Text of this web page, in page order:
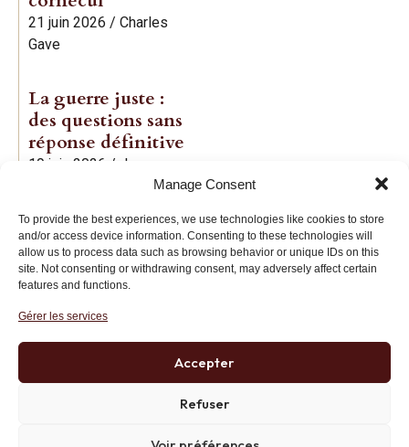
Manage Consent
To provide the best experiences, we use technologies like cookies to store
and/or access device information. Consenting to these technologies will
allow us to process data such as browsing behavior or unique IDs on this
site. Not consenting or withdrawing consent, may adversely affect certain
features and functions.
Gérer les services
Accepter
Refuser
21 juin 2026 / Charles
Gave
La guerre juste :
des questions sans
réponse définitive
19 juin 2026 / Jean-
Institut des Libertés
+33 (0)1 71 20 45 39